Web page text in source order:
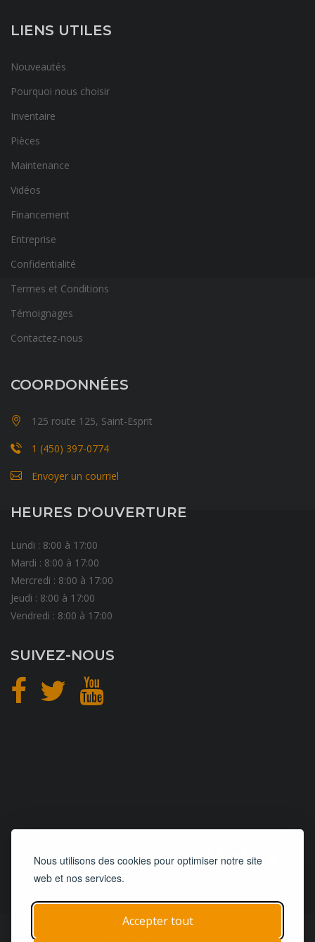
Nous utilisons des cookies pour optimiser notre site
web et nos services.
Accepter tout
LIENS UTILES
Nouveautés
Pourquoi nous choisir
Inventaire
Pièces
Maintenance
Vidéos
Financement
Entreprise
Confidentialité
Termes et Conditions
Témoignages
Contactez-nous
COORDONNÉES
125 route 125, Saint-Esprit
1 (450) 397-0774
Envoyer un courriel
HEURES D'OUVERTURE
Lundi : 8:00 à 17:00
Mardi : 8:00 à 17:00
Mercredi : 8:00 à 17:00
Jeudi : 8:00 à 17:00
Vendredi : 8:00 à 17:00
SUIVEZ-NOUS
CONCEPTIONetHÉBERGEMENT
© 2019 - 2026 | Tous droits réservés